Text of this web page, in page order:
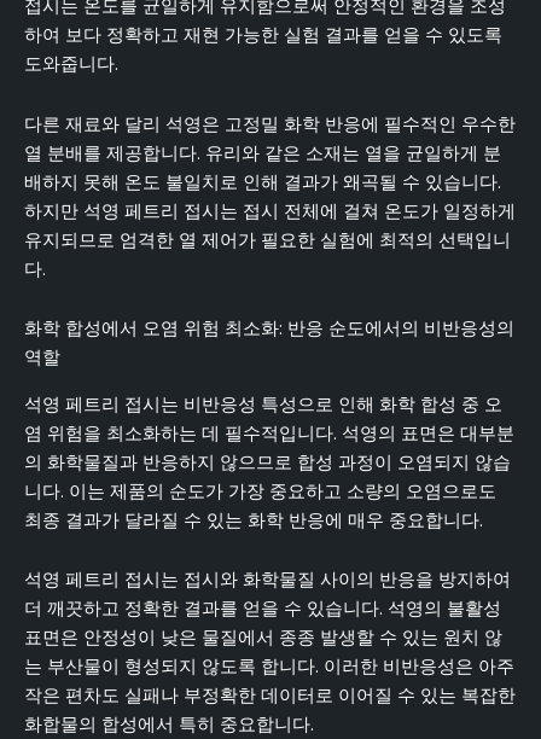
접시는 온도를 균일하게 유지함으로써 안정적인 환경을 조성
하여 보다 정확하고 재현 가능한 실험 결과를 얻을 수 있도록
도와줍니다.
다른 재료와 달리 석영은 고정밀 화학 반응에 필수적인 우수한
열 분배를 제공합니다. 유리와 같은 소재는 열을 균일하게 분
배하지 못해 온도 불일치로 인해 결과가 왜곡될 수 있습니다.
하지만 석영 페트리 접시는 접시 전체에 걸쳐 온도가 일정하게
유지되므로 엄격한 열 제어가 필요한 실험에 최적의 선택입니
다.
화학 합성에서 오염 위험 최소화: 반응 순도에서의 비반응성의
역할
석영 페트리 접시는 비반응성 특성으로 인해 화학 합성 중 오
염 위험을 최소화하는 데 필수적입니다. 석영의 표면은 대부분
의 화학물질과 반응하지 않으므로 합성 과정이 오염되지 않습
니다. 이는 제품의 순도가 가장 중요하고 소량의 오염으로도
최종 결과가 달라질 수 있는 화학 반응에 매우 중요합니다.
석영 페트리 접시는 접시와 화학물질 사이의 반응을 방지하여
더 깨끗하고 정확한 결과를 얻을 수 있습니다. 석영의 불활성
표면은 안정성이 낮은 물질에서 종종 발생할 수 있는 원치 않
는 부산물이 형성되지 않도록 합니다. 이러한 비반응성은 아주
작은 편차도 실패나 부정확한 데이터로 이어질 수 있는 복잡한
화합물의 합성에서 특히 중요합니다.